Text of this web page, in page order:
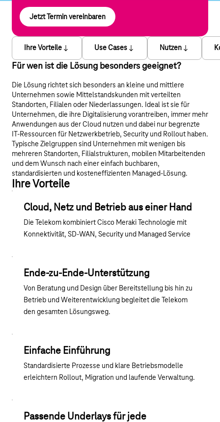
Jetzt Termin vereinbaren
Ihre Vorteile Use Cases Nutzen
Für wen ist die Lösung besonders geeignet?
Die Lösung richtet sich besonders an kleine und mittlere
Unternehmen sowie Mittelstandskunden mit verteilten
Standorten, Filialen oder Niederlassungen. Ideal ist sie für
Unternehmen, die ihre Digitalisierung vorantreiben, immer mehr
Anwendungen aus der Cloud nutzen und dabei nur begrenzte
IT-Ressourcen für Netzwerkbetrieb, Security und Rollout haben.
Typische Zielgruppen sind Unternehmen mit wenigen bis
mehreren Standorten, Filialstrukturen, mobilen Mitarbeitenden
und dem Wunsch nach einer einfach buchbaren,
standardisierten und kosteneffizienten Managed-Lösung.
Ihre Vorteile
Cloud, Netz und Betrieb aus einer Hand
Die Telekom kombiniert Cisco Meraki Technologie mit
Konnektivität, SD-WAN, Security und Managed Service
Ende-zu-Ende-Unterstützung
Von Beratung und Design über Bereitstellung bis hin zu
Betrieb und Weiterentwicklung begleitet die Telekom
den gesamten Lösungsweg.
Einfache Einführung
Standardisierte Prozesse und klare Betriebsmodelle
erleichtern Rollout, Migration und laufende Verwaltung.
Passende Underlays für jede